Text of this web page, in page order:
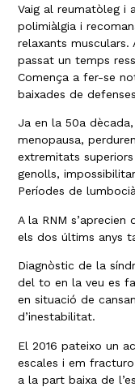
Vaig al reumatòleg i
polimiàlgia i
relaxants
passat un temps
Comença a fer-se
baixades de
Ja en la 50a
menopausa,
extremitats
genolls,
Períodes de
A la RNM
els dos últims anys
Diagnòstic de la
del to en la veu es
en situació de
d’inestabilitat.
El 2016 pateixo un
escales i em
a la part baixa de